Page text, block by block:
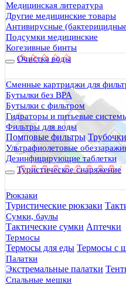
Медицинская литература
Другие медицинские товары
Антивирусные
Подсумки медицинские
Когезивные бинты
Очистка воды
Сменные картриджи для
Бутылки без BPA
Бутылки с фильтром
Гидраторы и питьевые
Фильтры для воды
Помповые фильтры
Ультрафиолетовые
Дезинфицирующие таблетки
Туристическое снаряжение
Рюкзаки
Туристические рюкзаки
Сумки, баулы
Тактические сумки Аптечки
Термосы
Термосы для еды Термосы с
Палатки
Экстремальные палатки
Спальные мешки